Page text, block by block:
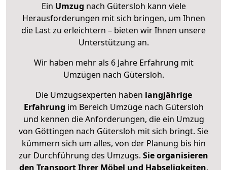
Ein Umzug nach Gütersloh kann viele
Herausforderungen mit sich bringen, um Ihnen
die Last zu erleichtern – bieten wir Ihnen unsere
Unterstützung an.
Wir haben mehr als 6 Jahre Erfahrung mit
Umzügen nach Gütersloh.
Die Umzugsexperten haben langjährige
Erfahrung im Bereich Umzüge nach Gütersloh
und kennen die Anforderungen, die ein Umzug
von Göttingen nach Gütersloh mit sich bringt. Sie
kümmern sich um alles, von der Planung bis hin
zur Durchführung des Umzugs. Sie organisieren
den Transport Ihrer Möbel und Habseligkeiten,